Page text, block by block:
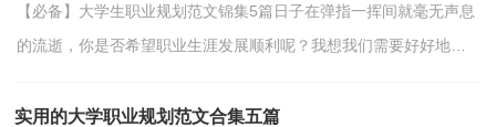
【必备】大学生职业规划范文锦集5篇日子在弹指一挥间就毫无声息
的流逝，你是否希望职业生涯发展顺利呢？我想我们需要好好地做
实用的大学职业规划范文合集五篇